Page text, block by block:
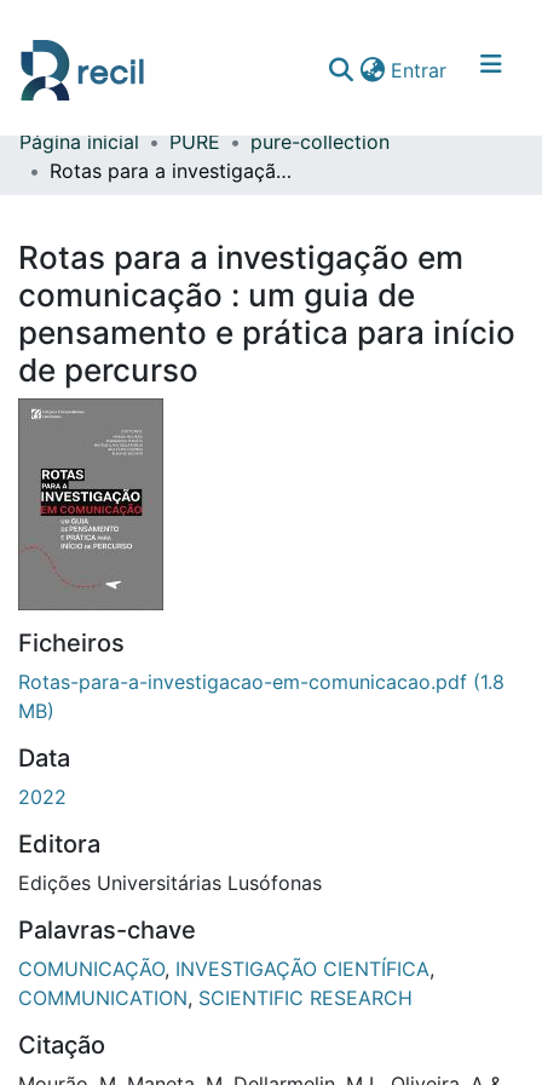
Entrar(current)
Comunidades & Coleções
Estatísticas
Página inicial PURE
pure-collection
Rotas para a investigação em comunicação : um guia de pensamento e prática para início de percurso
Rotas para a investigação em
comunicação : um guia de
pensamento e prática para início
de percurso
Ficheiros
Rotas-para-a-investigacao-em-comunicacao.pdf (1.8
MB)
Data
2022
Editora
Edições Universitárias Lusófonas
Palavras-chave
COMUNICAÇÃO, INVESTIGAÇÃO CIENTÍFICA,
COMMUNICATION, SCIENTIFIC RESEARCH
Citação